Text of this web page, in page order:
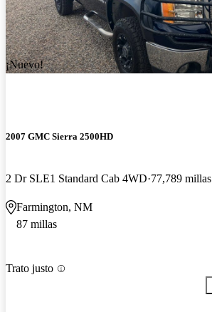
¡Nuevo!
2007 GMC Sierra 2500HD
2 Dr SLE1 Standard Cab 4WD 77,789 millas
Farmington, NM
87 millas
Trato justo